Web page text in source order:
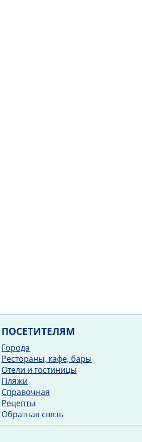
ПОСЕТИТЕЛЯМ
Города
Рестораны, кафе, бары
Отели и гостиницы
Пляжи
Справочная
Рецепты
Обратная связь